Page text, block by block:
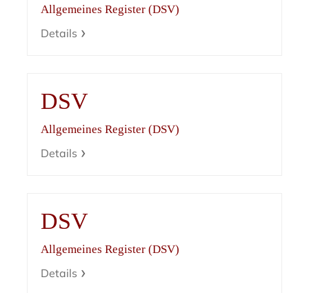
Allgemeines Register (DSV)
Details
DSV
Allgemeines Register (DSV)
Details
DSV
Allgemeines Register (DSV)
Details